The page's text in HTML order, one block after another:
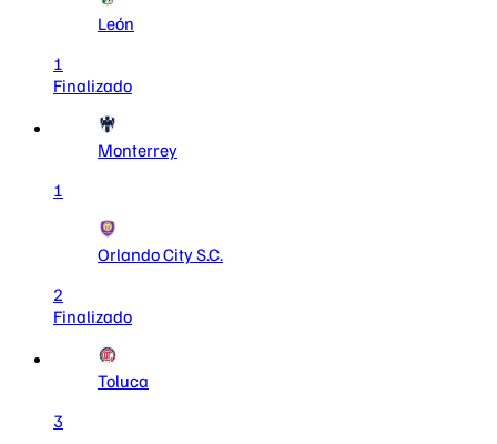
León
1
Finalizado
Monterrey
1
Orlando City S.C.
2
Finalizado
Toluca
3